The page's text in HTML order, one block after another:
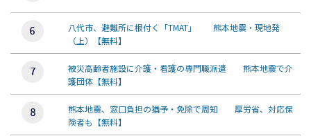
八代市、避難所に根付く「TMAT」 熊本地震・現地発
（上）【無料】
被災高齢者施設に介護・看護の専門職派遣 熊本地震で介
護団体【無料】
熊本地震、窓口負担の猶予・免除で周知 厚労省、対応保
険者も【無料】